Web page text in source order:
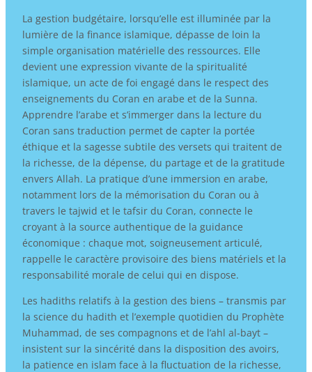
La gestion budgétaire, lorsqu’elle est illuminée par la
lumière de la finance islamique, dépasse de loin la
simple organisation matérielle des ressources. Elle
devient une expression vivante de la spiritualité
islamique, un acte de foi engagé dans le respect des
enseignements du Coran en arabe et de la Sunna.
Apprendre l’arabe et s’immerger dans la lecture du
Coran sans traduction permet de capter la portée
éthique et la sagesse subtile des versets qui traitent de
la richesse, de la dépense, du partage et de la gratitude
envers Allah. La pratique d’une immersion en arabe,
notamment lors de la mémorisation du Coran ou à
travers le tajwid et le tafsir du Coran, connecte le
croyant à la source authentique de la guidance
économique : chaque mot, soigneusement articulé,
rappelle le caractère provisoire des biens matériels et la
responsabilité morale de celui qui en dispose.
Les hadiths relatifs à la gestion des biens – transmis par
la science du hadith et l’exemple quotidien du Prophète
Muhammad, de ses compagnons et de l’ahl al-bayt –
insistent sur la sincérité dans la disposition des avoirs,
la patience en islam face à la fluctuation de la richesse,